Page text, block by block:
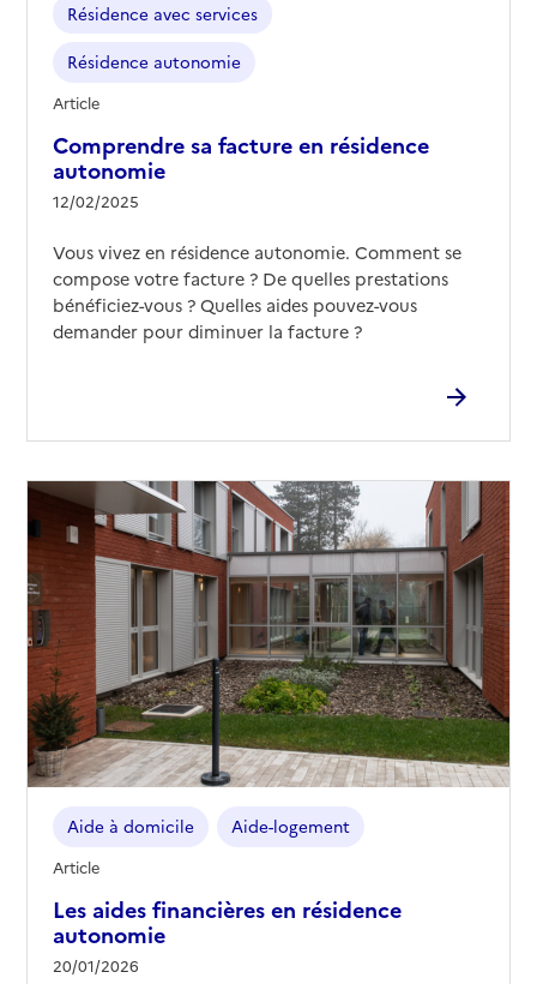
Comprendre sa facture en résidence
autonomie
12/02/2025
Résidence avec services
Résidence autonomie
Article
Vous vivez en résidence autonomie. Comment se
compose votre facture ? De quelles prestations
bénéficiez-vous ? Quelles aides pouvez-vous
demander pour diminuer la facture ?
Les aides financières en résidence
autonomie
20/01/2026
Aide à domicile Aide-logement
Article